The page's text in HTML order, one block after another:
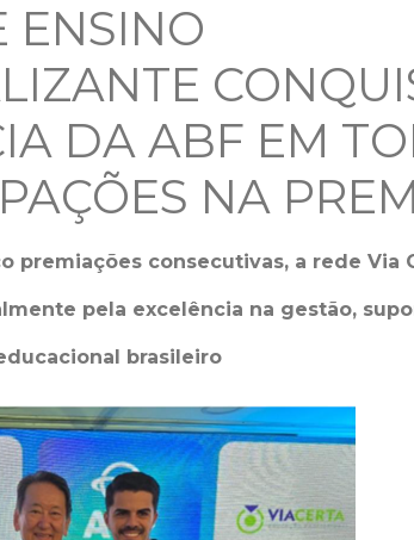
ENSINO
DA ABF EM
NA
premiações consecutivas, a rede Via
pela excelência na gestão,
brasileiro